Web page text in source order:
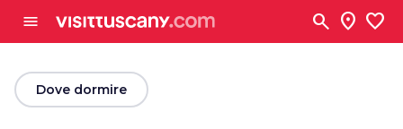
menu search location_on favorite
arrow_backDove dormire